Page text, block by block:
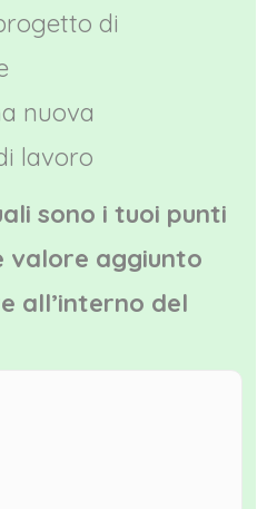
di
nuova
lavoro
sono i tuoi punti
valore aggiunto
all’interno del